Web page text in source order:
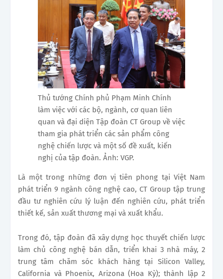
Thủ tướng Chính phủ Phạm Minh Chính
làm việc với các bộ, ngành, cơ quan liên
quan và đại diện Tập đoàn CT Group về việc
tham gia phát triển các sản phẩm công
nghệ chiến lược và một số đề xuất, kiến
nghị của tập đoàn. Ảnh: VGP.
Là một trong những đơn vị tiên phong tại Việt Nam
phát triển 9 ngành công nghệ cao, CT Group tập trung
đầu tư nghiên cứu lý luận đến nghiên cứu, phát triển
thiết kế, sản xuất thương mại và xuất khẩu.
Trong đó, tập đoàn đã xây dựng học thuyết chiến lược
làm chủ công nghệ bán dẫn, triển khai 3 nhà máy, 2
trung tâm chăm sóc khách hàng tại Silicon Valley,
California và Phoenix, Arizona (Hoa Kỳ); thành lập 2